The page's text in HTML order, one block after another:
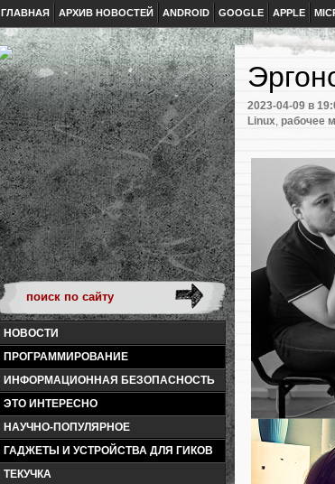
ГЛАВНАЯ АРХИВ НОВОСТЕЙ ANDROID GOOGLE APPLE
НОВОСТИ
ПРОГРАММИРОВАНИЕ
ИНФОРМАЦИОННАЯ БЕЗОПАСНОСТЬ
ЭТО ИНТЕРЕСНО
НАУЧНО-ПОПУЛЯРНОЕ
ГАДЖЕТЫ И УСТРОЙСТВА ДЛЯ ГИКОВ
ТЕКУЧКА
2023-04-09 в
Linux, рабочее